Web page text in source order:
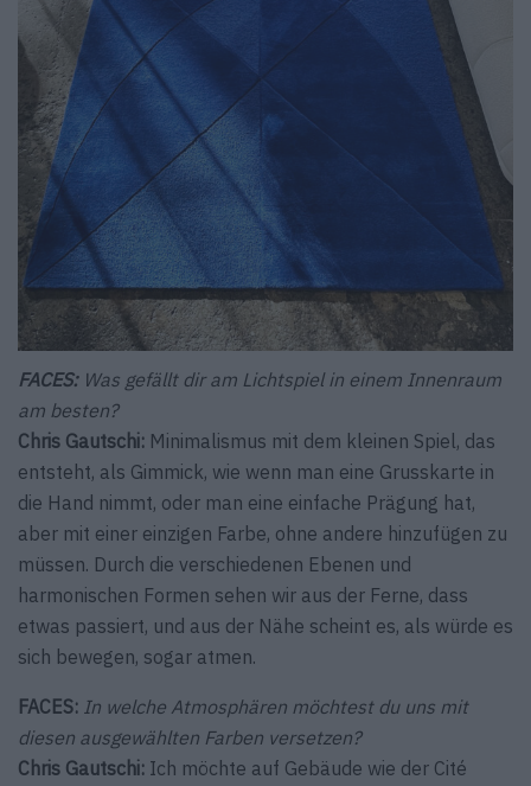
FACES: Was gefällt dir am Lichtspiel in einem Innenraum
am besten?
Chris Gautschi: Minimalismus mit dem kleinen Spiel, das
entsteht, als Gimmick, wie wenn man eine Grusskarte in
die Hand nimmt, oder man eine einfache Prägung hat,
aber mit einer einzigen Farbe, ohne andere hinzufügen zu
müssen. Durch die verschiedenen Ebenen und
harmonischen Formen sehen wir aus der Ferne, dass
etwas passiert, und aus der Nähe scheint es, als würde es
sich bewegen, sogar atmen.
FACES: In welche Atmosphären möchtest du uns mit
diesen ausgewählten Farben versetzen?
Chris Gautschi: Ich möchte auf Gebäude wie der Cité